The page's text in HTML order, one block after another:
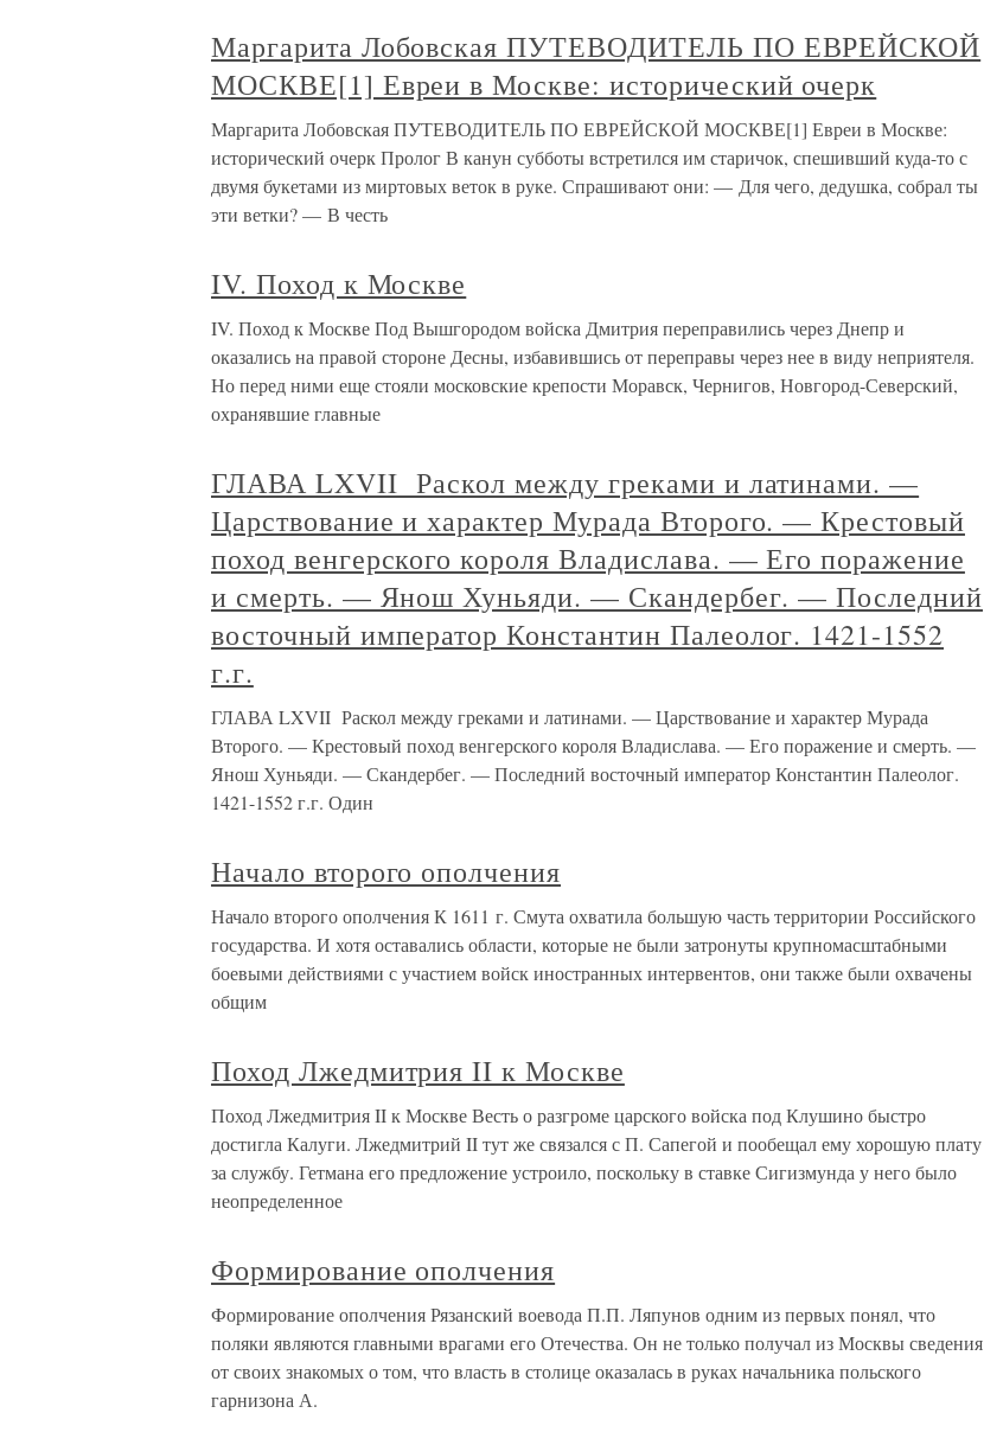
Маргарита Лобовская ПУТЕВОДИТЕЛЬ ПО ЕВРЕЙСКОЙ
МОСКВЕ[1] Евреи в Москве: исторический очерк
Маргарита Лобовская ПУТЕВОДИТЕЛЬ ПО ЕВРЕЙСКОЙ МОСКВЕ[1] Евреи в Москве:
исторический очерк Пролог В канун субботы встретился им старичок, спешивший куда-то с
двумя букетами из миртовых веток в руке. Спрашивают они: — Для чего, дедушка, собрал ты
эти ветки? — В честь
IV. Поход к Москве
IV. Поход к Москве Под Вышгородом войска Дмитрия переправились через Днепр и
оказались на правой стороне Десны, избавившись от переправы через нее в виду неприятеля.
Но перед ними еще стояли московские крепости Моравск, Чернигов, Новгород-Северский,
охранявшие главные
ГЛАВА LXVII Раскол между греками и латинами. —
Царствование и характер Мурада Второго. — Крестовый
поход венгерского короля Владислава. — Его поражение
и смерть. — Янош Хуньяди. — Скандербег. — Последний
восточный император Константин Палеолог. 1421-1552
г.г.
ГЛАВА LXVII Раскол между греками и латинами. — Царствование и характер Мурада
Второго. — Крестовый поход венгерского короля Владислава. — Его поражение и смерть. —
Янош Хуньяди. — Скандербег. — Последний восточный император Константин Палеолог.
1421-1552 г.г. Один
Начало второго ополчения
Начало второго ополчения К 1611 г. Смута охватила большую часть территории Российского
государства. И хотя оставались области, которые не были затронуты крупномасштабными
боевыми действиями с участием войск иностранных интервентов, они также были охвачены
общим
Поход Лжедмитрия II к Москве
Поход Лжедмитрия II к Москве Весть о разгроме царского войска под Клушино быстро
достигла Калуги. Лжедмитрий II тут же связался с П. Сапегой и пообещал ему хорошую плату
за службу. Гетмана его предложение устроило, поскольку в ставке Сигизмунда у него было
неопределенное
Формирование ополчения
Формирование ополчения Рязанский воевода П.П. Ляпунов одним из первых понял, что
поляки являются главными врагами его Отечества. Он не только получал из Москвы сведения
от своих знакомых о том, что власть в столице оказалась в руках начальника польского
гарнизона А.